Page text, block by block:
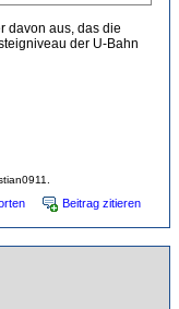
davon aus, das die
der U-Bahn
Beitrag zitieren